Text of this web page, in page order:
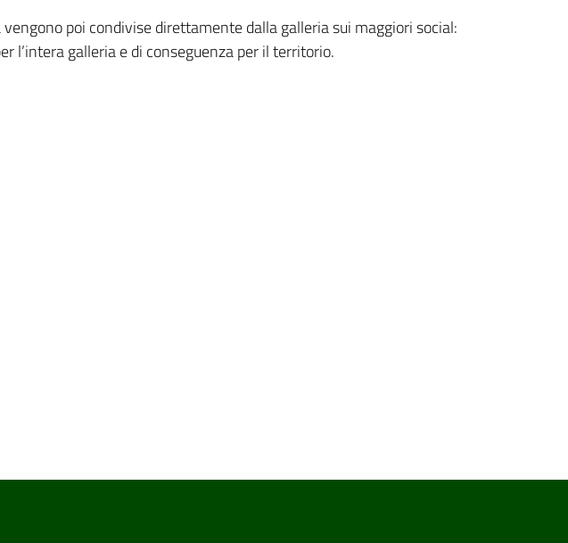
poi condivise direttamente dalla galleria sui maggiori social:
l’intera galleria e di conseguenza per il territorio.